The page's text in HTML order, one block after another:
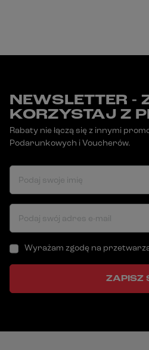
NEWSLETTER -
KORZYSTAJ Z
Rabaty nie łączą się z innymi
Podarunkowych i Voucherów.
Podaj swoje imię
Podaj swój adres e-mail
Wyrażam zgodę na
ZAPISZ